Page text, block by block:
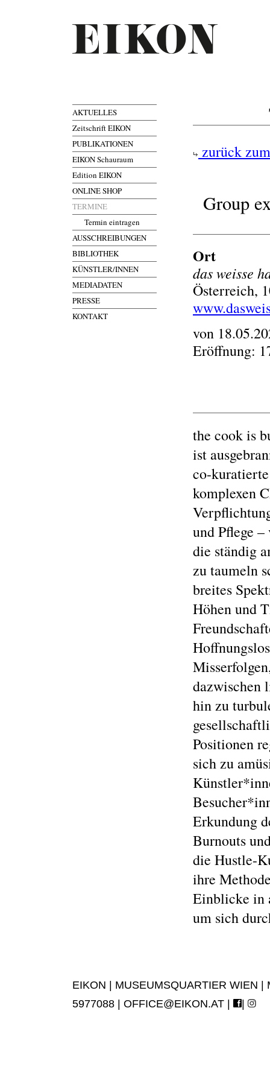
AKTUELLES
Zeitschrift EIKON
PUBLIKATIONEN
EIKON Schauraum
Edition EIKON
ONLINE SHOP
TERMINE
Termin eintragen
AUSSCHREIBUNGEN
BIBLIOTHEK
KÜNSTLER/INNEN
MEDIADATEN
PRESSE
KONTAKT
zurück
Group
Ort
das weisse
Österreich,
von
Eröffnung:
the cook is
ist
co-
komplexen
und Pflege
die ständig
zu taumeln
breites
Höhen und
dazwischen
hin zu
Positionen
sich zu
Erkundung
Burnouts
die Hustle-
ihre
Einblicke in
um sich
EIKON | MUSEUMSQUARTIER WIEN
5977088 | OFFICE@EIKON.AT | |